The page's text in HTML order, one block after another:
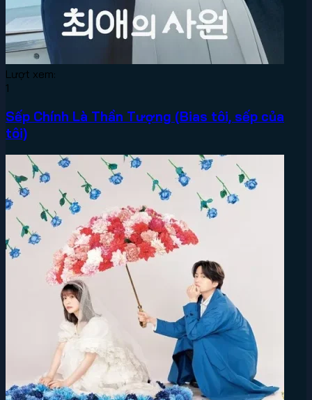
Lượt xem:
1
Sếp Chính Là Thần Tượng (Bias tôi, sếp của
tôi)